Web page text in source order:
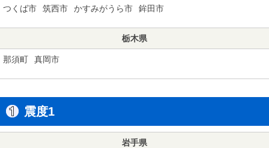
つくば市
筑西市 かすみがうら市 鉾田市
栃木県
那須町 真岡市
震度1
岩手県